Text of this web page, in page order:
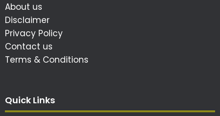
About us
Disclaimer
Privacy Policy
Contact us
Terms & Conditions
Quick Links